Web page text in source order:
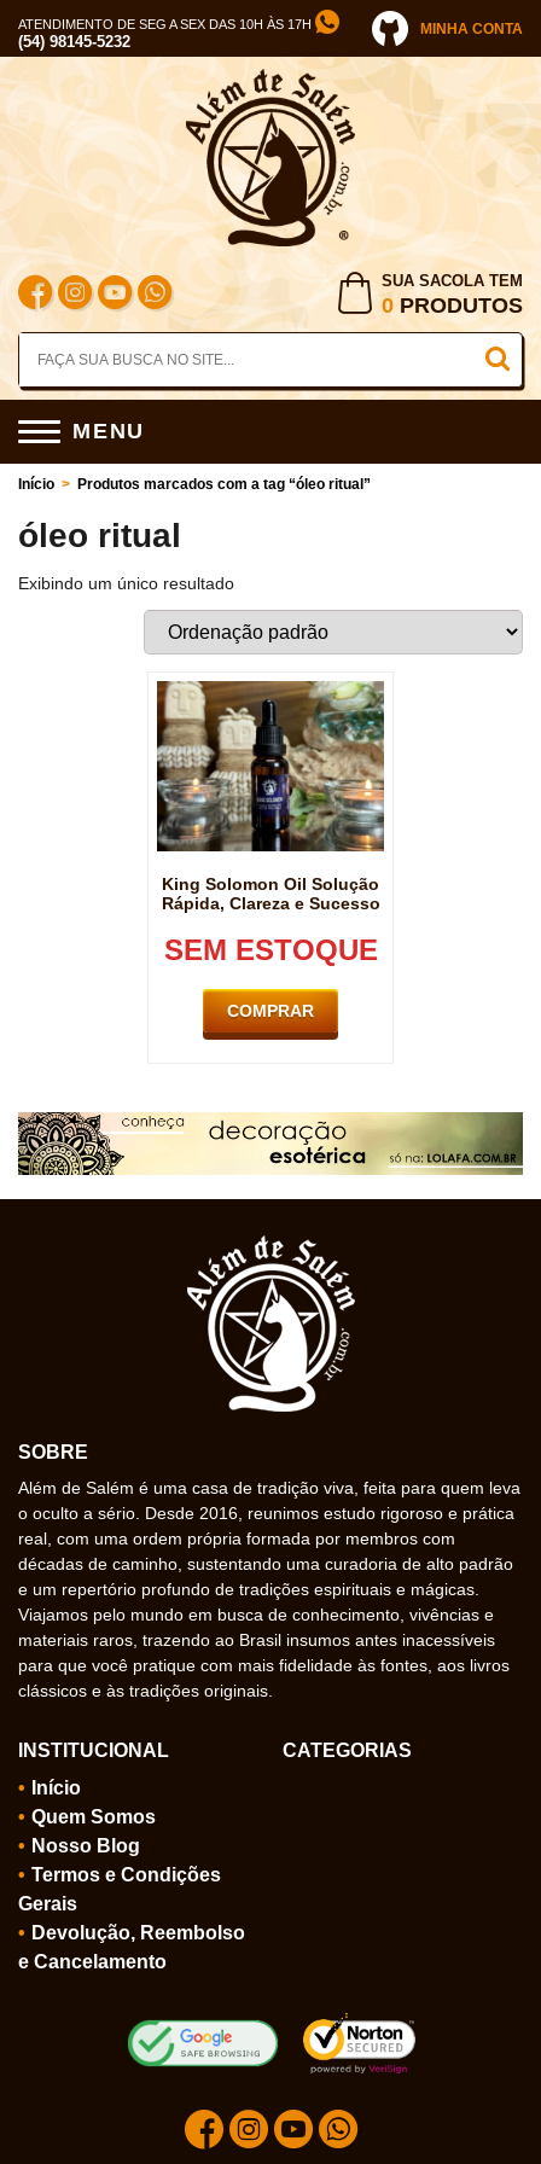
ATENDIMENTO DE SEG A SEX DAS 10H ÀS 17H
(54) 98145-5232
MINHA CONTA
SUA SACOLA TEM
0 PRODUTOS
MENU
Início > Produtos marcados com a tag “óleo ritual”
óleo ritual
Exibindo um único resultado
King Solomon Oil Solução
Rápida, Clareza e Sucesso
SEM ESTOQUE
COMPRAR
SOBRE
Além de Salém é uma casa de tradição viva, feita para quem leva
o oculto a sério. Desde 2016, reunimos estudo rigoroso e prática
real, com uma ordem própria formada por membros com
décadas de caminho, sustentando uma curadoria de alto padrão
e um repertório profundo de tradições espirituais e mágicas.
Viajamos pelo mundo em busca de conhecimento, vivências e
materiais raros, trazendo ao Brasil insumos antes inacessíveis
para que você pratique com mais fidelidade às fontes, aos livros
clássicos e às tradições originais.
INSTITUCIONAL
Início
Quem Somos
Nosso Blog
Termos e Condições
Gerais
Devolução, Reembolso
e Cancelamento
CATEGORIAS